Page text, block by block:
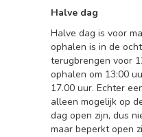
Halve dag
Halve dag is voor
ophalen is in de
terugbrengen voor
ophalen om 13:00
17.00 uur. Echter
alleen mogelijk op
dag open zijn, dus
maar beperkt open